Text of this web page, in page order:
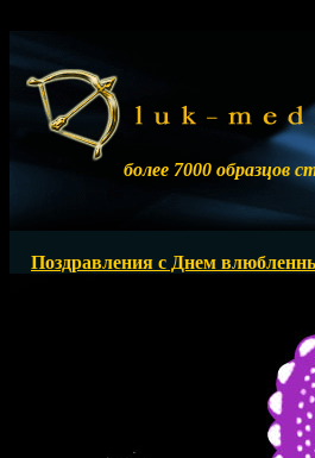
более 7000 образцов
Поздравления с Днем